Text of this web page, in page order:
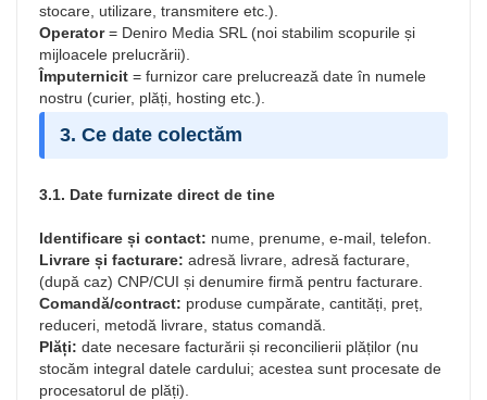
stocare, utilizare, transmitere etc.).
Operator= Deniro Media SRL (noi stabilim scopurile și
mijloacele prelucrării).
Împuternicit = furnizor care prelucrează date în numele
nostru (curier, plăți, hosting etc.).
3. Ce date colectăm
3.1. Date furnizate direct de tine
Identificare și contact: nume, prenume, e-mail, telefon.
Livrare și facturare: adresă livrare, adresă facturare,
(după caz) CNP/CUI și denumire firmă pentru facturare.
Comandă/contract: produse cumpărate, cantități, preț,
reduceri, metodă livrare, status comandă.
Plăți: date necesare facturării și reconcilierii plăților (nu
stocăm integral datele cardului; acestea sunt procesate de
procesatorul de plăți).